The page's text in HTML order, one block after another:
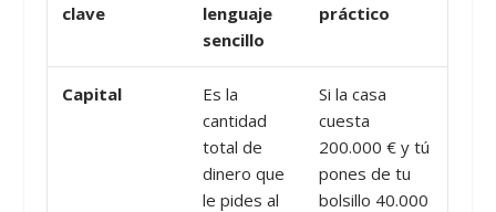
clave
lenguaje
sencillo
práctico
Capital
Es la
cantidad
total de
dinero que
le pides al
Si la casa
cuesta
200.000 € y tú
pones de tu
bolsillo 40.000